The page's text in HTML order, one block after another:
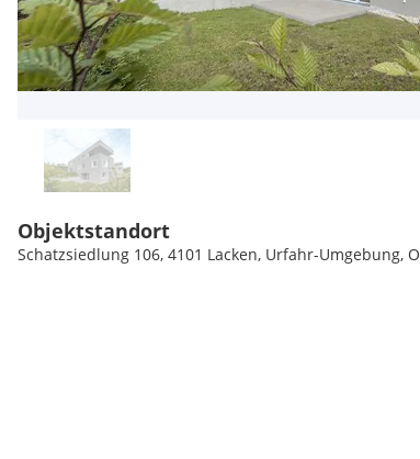
Objektstandort
Schatzsiedlung 106, 4101 Lacken, Urfahr-Umgebung,